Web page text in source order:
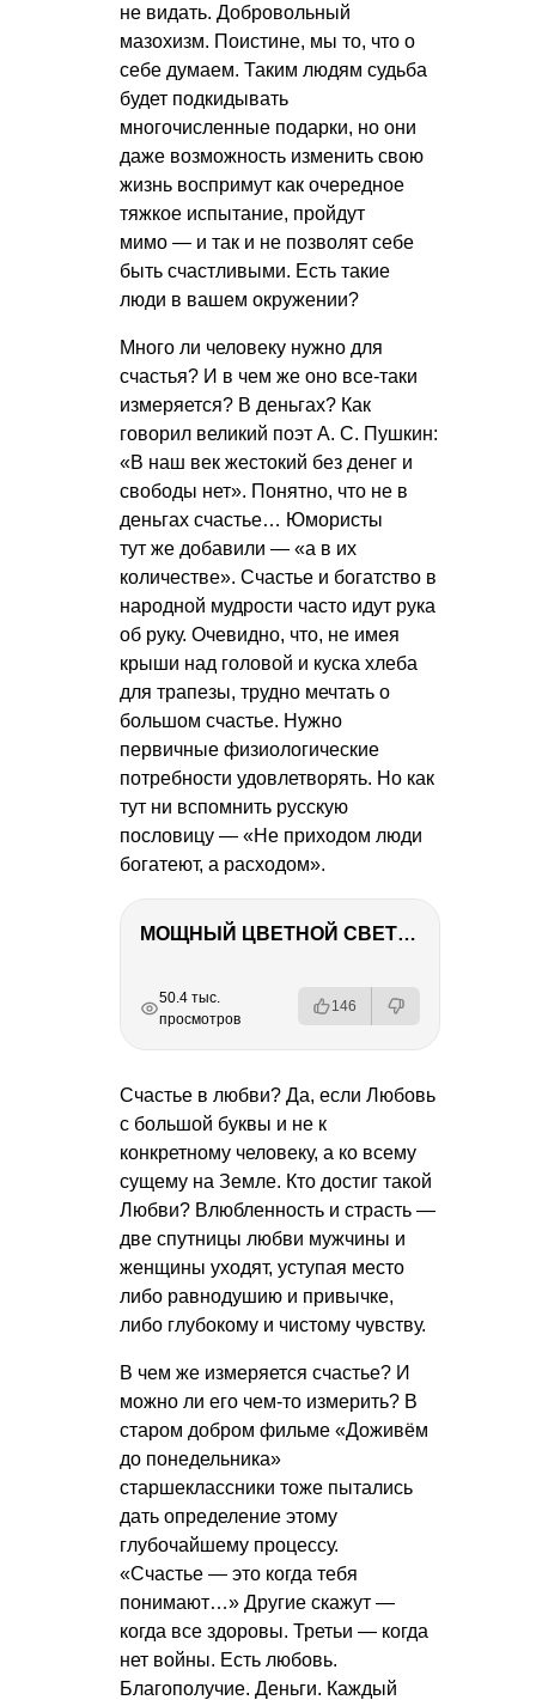
не видать. Добровольный
мазохизм. Поистине, мы то, что о
себе думаем. Таким людям судьба
будет подкидывать
многочисленные подарки, но они
даже возможность изменить свою
жизнь воспримут как очередное
тяжкое испытание, пройдут
мимо — и так и не позволят себе
быть счастливыми. Есть такие
люди в вашем окружении?
Много ли человеку нужно для
счастья? И в чем же оно все-таки
измеряется? В деньгах? Как
говорил великий поэт А. С. Пушкин:
«В наш век жестокий без денег и
свободы нет». Понятно, что не в
деньгах счастье… Юмористы
тут же добавили — «а в их
количестве». Счастье и богатство в
народной мудрости часто идут рука
об руку. Очевидно, что, не имея
крыши над головой и куска хлеба
для трапезы, трудно мечтать о
большом счастье. Нужно
первичные физиологические
потребности удовлетворять. Но как
тут ни вспомнить русскую
пословицу — «Не приходом люди
богатеют, а расходом».
МОЩНЫЙ ЦВЕТНОЙ СВЕТ – NANLITE FC-500C
РЕКЛАМА
РЕКЛАМА
РЕКЛАМА
50.4 тыс.
просмотров
146
Счастье в любви? Да, если Любовь
с большой буквы и не к
конкретному человеку, а ко всему
сущему на Земле. Кто достиг такой
Любви? Влюбленность и страсть —
две спутницы любви мужчины и
женщины уходят, уступая место
либо равнодушию и привычке,
либо глубокому и чистому чувству.
В чем же измеряется счастье? И
можно ли его чем-то измерить? В
старом добром фильме «Доживём
до понедельника»
старшеклассники тоже пытались
дать определение этому
глубочайшему процессу.
«Счастье — это когда тебя
понимают…» Другие скажут —
когда все здоровы. Третьи — когда
нет войны. Есть любовь.
Благополучие. Деньги. Каждый